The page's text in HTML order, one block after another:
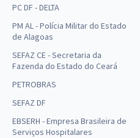
PC DF - DELTA
PM AL - Polícia Militar do Estado
de Alagoas
SEFAZ CE - Secretaria da
Fazenda do Estado do Ceará
PETROBRAS
SEFAZ DF
EBSERH - Empresa Brasileira de
Serviços Hospitalares